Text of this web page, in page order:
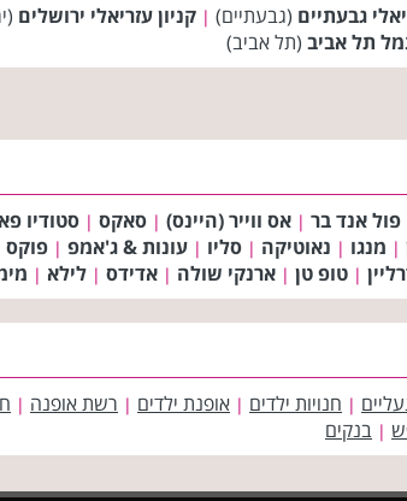
גבעתיים (גבעתיים) | קניון עזריאלי ירושלים
תל אביב (תל אביב)
פול אנד בר | אס ווייר (היינס) | סאקס | סטודיו
| מנגו | נאוטיקה | סליו | עונות & ג'אמפ | פוקס
| טופ טן | ארנקי שולה | אדידס | לילא |
| חנויות ילדים | אופנת ילדים | רשת אופנה |
| בנקים